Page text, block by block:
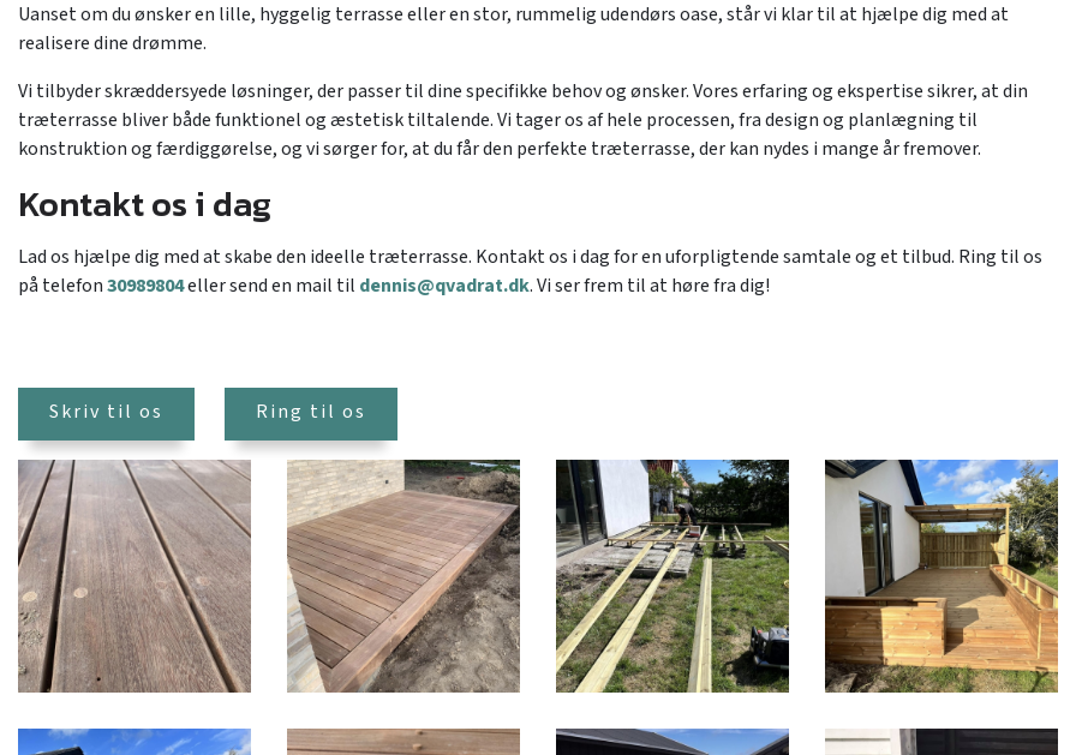
Uanset om du ønsker en lille, hyggelig terrasse eller en stor, rummelig udendørs oase, står vi klar til at hjælpe dig med at
realisere dine drømme.
Vi tilbyder skræddersyede løsninger, der passer til dine specifikke behov og ønsker. Vores erfaring og ekspertise sikrer, at din
træterrasse bliver både funktionel og æstetisk tiltalende. Vi tager os af hele processen, fra design og planlægning til
konstruktion og færdiggørelse, og vi sørger for, at du får den perfekte træterrasse, der kan nydes i mange år fremover.
Kontakt os i dag
Lad os hjælpe dig med at skabe den ideelle træterrasse. Kontakt os i dag for en uforpligtende samtale og et tilbud. Ring til os
på telefon30989804eller send en mail til dennis@qvadrat.dk. Vi ser frem til at høre fra dig!
Skriv til os Ring til os